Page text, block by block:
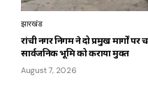
झारखंड
रांची नगर निगम ने दो प्रमुख मार्गों
सार्वजनिक भूमि को कराया मुक्त
August 7, 2026